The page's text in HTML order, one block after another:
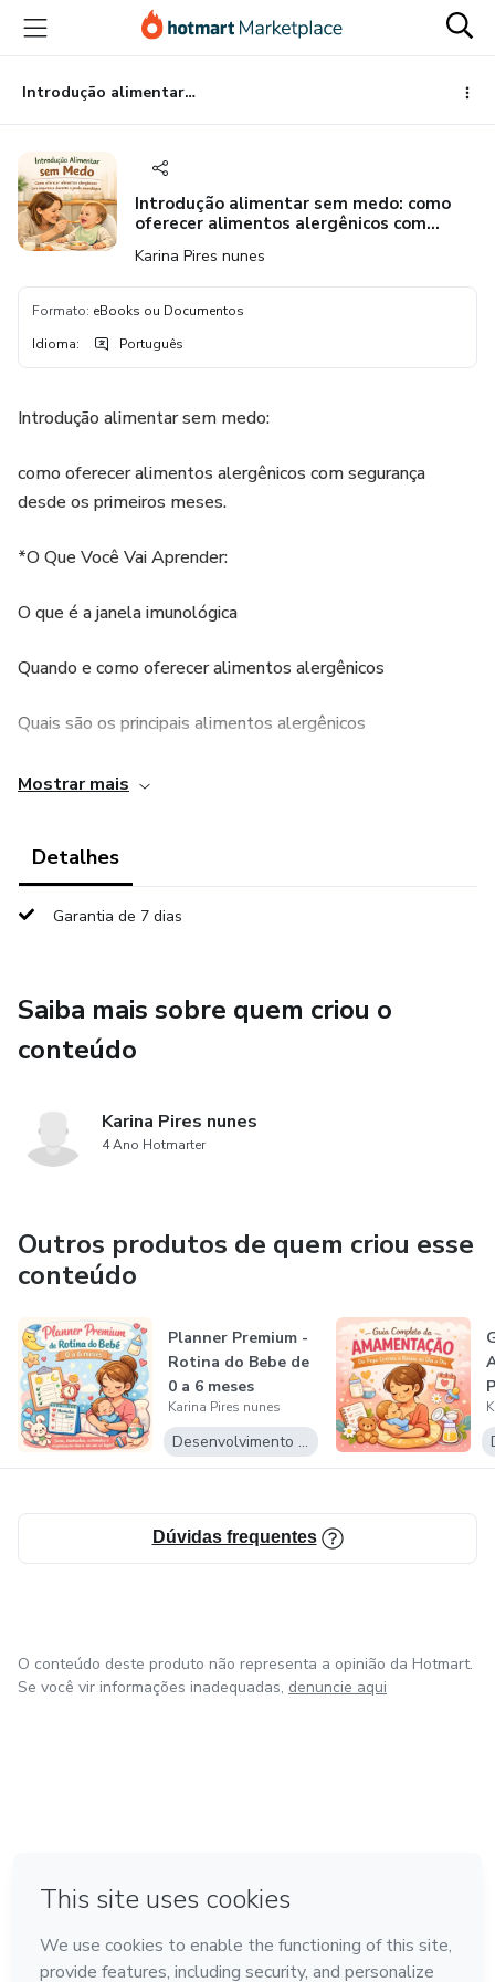
para
conteúdo
principal
para
pagamento
para
rodapé
Introdução alimentar sem medo: como oferecer alimentos alergênicos com segurança desde os primeiros meses
Introdução alimentar sem medo: como
oferecer alimentos alergênicos com
Karina Pires nunes
Formato: eBooks ou Documentos
Idioma: Português
Introdução alimentar sem medo:
como oferecer alimentos alergênicos com segurança
desde os primeiros meses.
*O Que Você Vai Aprender:
O que é a janela imunológica
Quando e como oferecer alimentos alergênicos
Quais são os principais alimentos alergênicos
Como introduzir com segurança
O que fazer em caso de reação
Principais Benefícios:
Mais segurança na introdução alimentar
Menos medo ao oferecer alimentos alergênicos
Decisões baseadas em ciência
Rotina alimentar mais leve
Mostrar mais
Detalhes
Garantia de 7 dias
Saiba mais sobre quem criou o
conteúdo
Karina Pires nunes
4 Ano Hotmarter
Outros produtos de quem criou esse
conteúdo
Planner Premium -
Rotina do Bebe de
0 a 6 meses
Karina Pires nunes
Desenvolvimento Pessoal
Dúvidas frequentes
O conteúdo deste produto não representa a opinião da Hotmart.
Se você vir informações inadequadas, denuncie aqui
Feito com ❤ na Cidade do México